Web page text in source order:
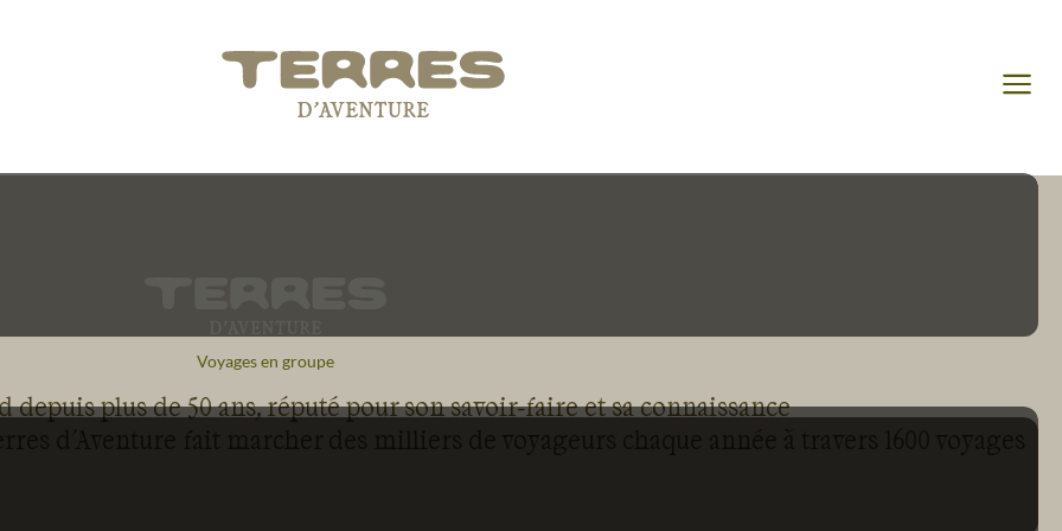
Voyages en groupe
depuis plus de 50 ans, réputé pour son savoir-faire et sa connaissance